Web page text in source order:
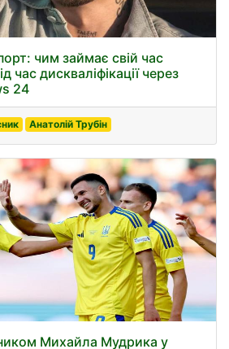
чим займає свій час
час дискваліфікації через
24
Анатолій Трубін
Михайла Мудрика у